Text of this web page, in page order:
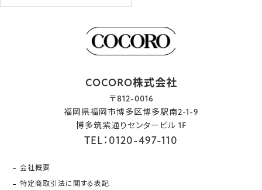
COCORO株式会社
〒812-0016
福岡県福岡市博多区博多駅南2-1-9
博多筑紫通りセンタービル 1F
TEL：0120-497-110
会社概要
特定商取引法に関する表記